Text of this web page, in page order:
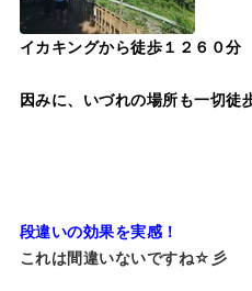
イカキングから徒歩１２６０分
因みに、いづれの場所も一切
段違いの効果を実感！
これは間違いないですね☆彡